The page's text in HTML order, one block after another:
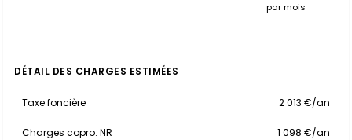
par mois
DÉTAIL DES CHARGES ESTIMÉES
Taxe foncière 2 013 €/an
Charges copro. NR 1 098 €/an